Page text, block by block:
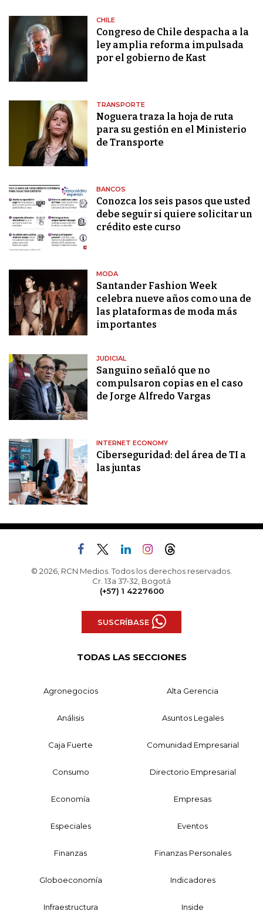
CHILE
Congreso de Chile despacha a la
ley amplia reforma impulsada
por el gobierno de Kast
TRANSPORTE
Noguera traza la hoja de ruta
para su gestión en el Ministerio
de Transporte
BANCOS
Conozca los seis pasos que usted
debe seguir si quiere solicitar un
crédito este curso
MODA
Santander Fashion Week
celebra nueve años como una de
las plataformas de moda más
importantes
JUDICIAL
Sanguino señaló que no
compulsaron copias en el caso
de Jorge Alfredo Vargas
INTERNET ECONOMY
Ciberseguridad: del área de TI a
las juntas
© 2026, RCN Medios. Todos los derechos reservados.
Cr. 13a 37-32, Bogotá
(+57) 1 4227600
SUSCRÍBASE
TODAS LAS SECCIONES
Agronegocios Alta Gerencia
Análisis Asuntos Legales
Caja Fuerte Comunidad Empresarial
Consumo Directorio Empresarial
Economía Empresas
Especiales Eventos
Finanzas Finanzas Personales
Globoeconomía Indicadores
Infraestructura Inside